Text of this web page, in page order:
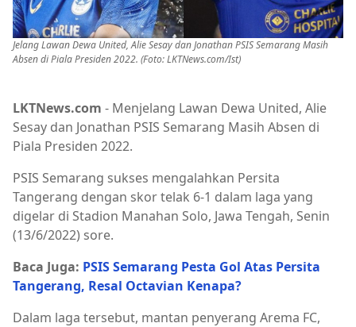
Jelang Lawan Dewa United, Alie Sesay dan Jonathan PSIS Semarang Masih
Absen di Piala Presiden 2022. (Foto: LKTNews.com/Ist)
LKTNews.com - Menjelang Lawan Dewa United, Alie
Sesay dan Jonathan PSIS Semarang Masih Absen di
Piala Presiden 2022.
PSIS Semarang sukses mengalahkan Persita
Tangerang dengan skor telak 6-1 dalam laga yang
digelar di Stadion Manahan Solo, Jawa Tengah, Senin
(13/6/2022) sore.
Baca Juga: PSIS Semarang Pesta Gol Atas Persita
Tangerang, Resal Octavian Kenapa?
Dalam laga tersebut, mantan penyerang Arema FC,